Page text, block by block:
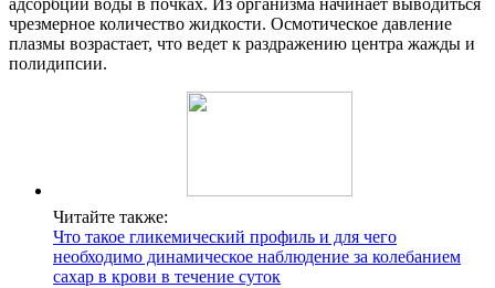
адсорбции воды в почках. Из организма начинает выводиться
чрезмерное количество жидкости. Осмотическое давление
плазмы возрастает, что ведет к раздражению центра жажды и
полидипсии.
Читайте также:
Что такое гликемический профиль и для чего
необходимо динамическое наблюдение за колебанием
сахар в крови в течение суток